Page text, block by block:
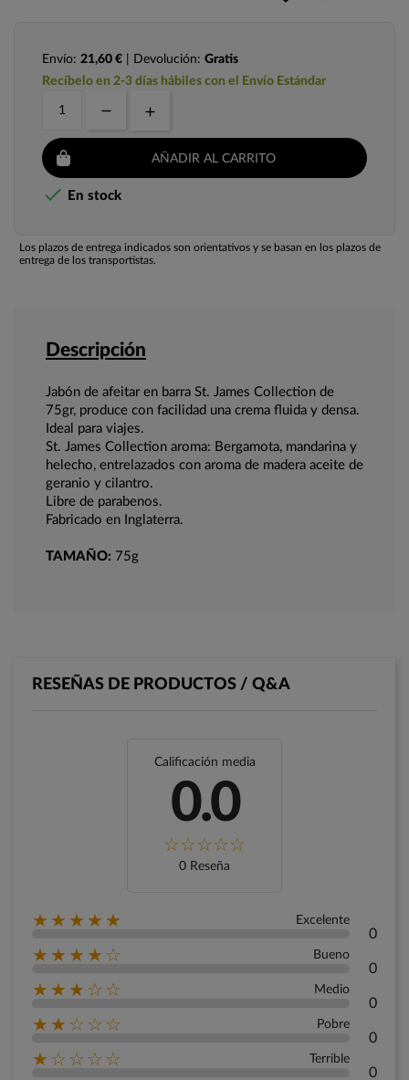
Envío: 21,60 € | Devolución: Gratis
Recíbelo en 2-3 días hábiles con el Envío Estándar
AÑADIR AL CARRITO
 En stock
Los plazos de entrega indicados son orientativos y se basan en los plazos de
entrega de los transportistas.
Descripción
Jabón de afeitar en barra St. James Collection de
75gr, produce con facilidad una crema fluida y densa.
Ideal para viajes.
St. James Collection aroma: Bergamota, mandarina y
helecho, entrelazados con aroma de madera aceite de
geranio y cilantro.
Libre de parabenos.
Fabricado en Inglaterra.
TAMAÑO: 75g
RESEÑAS DE PRODUCTOS / Q&A
Calificación media
0.0
0 Reseña
★★★★★ Excelente
0
★★★★☆ Bueno
0
★★★☆☆ Medio
0
★★☆☆☆ Pobre
0
★☆☆☆☆ Terrible
0